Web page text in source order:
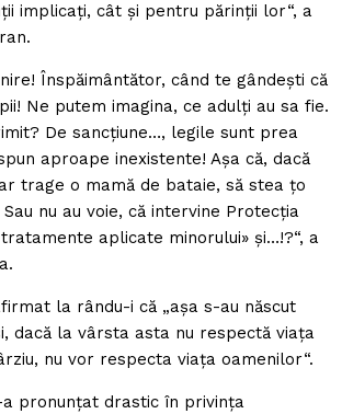
implicaţi, cât şi pentru părinţii lor“, a
Înspăimântător, când te gândeşti că
Ne putem imagina, ce adulţi au sa fie.
De sancţiune…, legile sunt prea
aproape inexistente! Aşa că, dacă
trage o mamă de bataie, să stea ţo
nu au voie, că intervine Protecţia
aplicate minorului» şi…!?“, a
la rându-i că „aşa s-au născut
dacă la vârsta asta nu respectă viaţa
nu vor respecta viaţa oamenilor“.
a pronunţat drastic în privinţa